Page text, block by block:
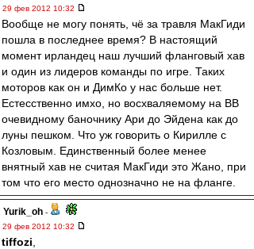
29 фев 2012 10:32
Вообще не могу понять, чё за травля МакГиди
пошла в последнее время? В настоящий
момент ирландец наш лучший фланговый хав
и один из лидеров команды по игре. Таких
моторов как он и ДимКо у нас больше нет.
Естесственно имхо, но восхваляемому на ВВ
очевидному баночнику Ари до Эйдена как до
луны пешком. Что уж говорить о Кирилле с
Козловым. Единственный более менее
внятный хав не считая МакГиди это Жано, при
том что его место однозначно не на фланге.
Yurik_oh -
29 фев 2012 10:32
tiffozi